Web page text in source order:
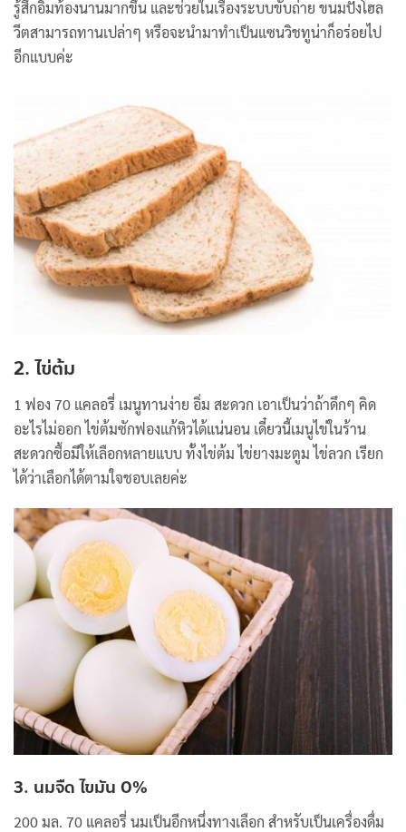
รู้สึกอิ่มท้องนานมากขึ้น และช่วยในเรื่องระบบขับถ่าย ขนมปังโฮล
วีตสามารถทานเปล่าๆ หรือจะนำมาทำเป็นแซนวิชทูน่าก็อร่อยไป
อีกแบบค่ะ
2. ไข่ต้ม
1 ฟอง 70 แคลอรี่ เมนูทานง่าย อิ่ม สะดวก เอาเป็นว่าถ้าดึกๆ คิด
อะไรไม่ออก ไข่ต้มซักฟองแก้หิวได้แน่นอน เดี๋ยวนี้เมนูไข่ในร้าน
สะดวกซื้อมีให้เลือกหลายแบบ ทั้งไข่ต้ม ไข่ยางมะตูม ไข่ลวก เรียก
ได้ว่าเลือกได้ตามใจชอบเลยค่ะ
3. นมจืด ไขมัน 0%
200 มล. 70 แคลอรี่ นมเป็นอีกหนึ่งทางเลือก สำหรับเป็นเครื่องดื่ม